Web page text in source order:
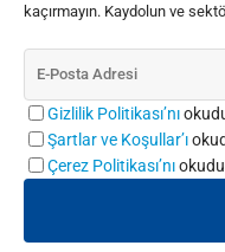
kaçırmayın. Kaydolun ve
Gizlilik Politikası’nı
Şartlar ve Koşullar’ı
Çerez Politikası’nı